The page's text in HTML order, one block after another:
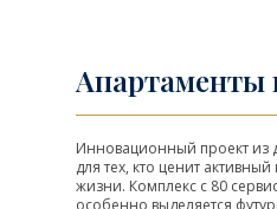
Инновационный проект из
для тех, кто ценит
жизни. Комплекс с 80
особенно выделяется
Апартаменты